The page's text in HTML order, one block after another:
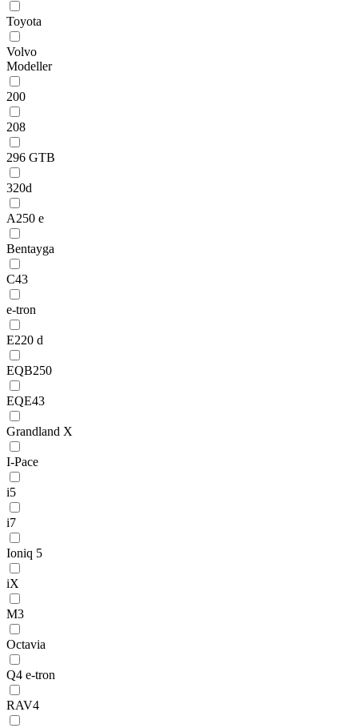
Toyota
Volvo
Modeller
200
208
296 GTB
320d
A250 e
Bentayga
C43
e-tron
E220 d
EQB250
EQE43
Grandland X
I-Pace
i5
i7
Ioniq 5
iX
M3
Octavia
Q4 e-tron
RAV4